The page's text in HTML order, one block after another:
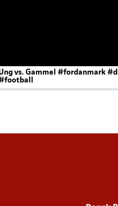
vs. Gammel #fordanmark